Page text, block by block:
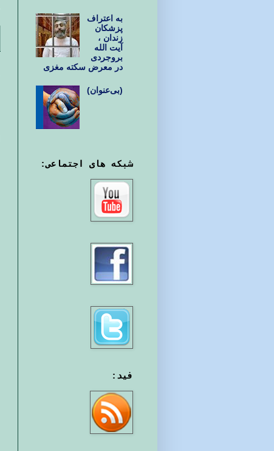
به اعتراف
پزشکان
زندان ،
آیت الله
بروجردی
در معرض سکته مغزی
(بی‌عنوان)
شبکه های اجتماعی:
فید: